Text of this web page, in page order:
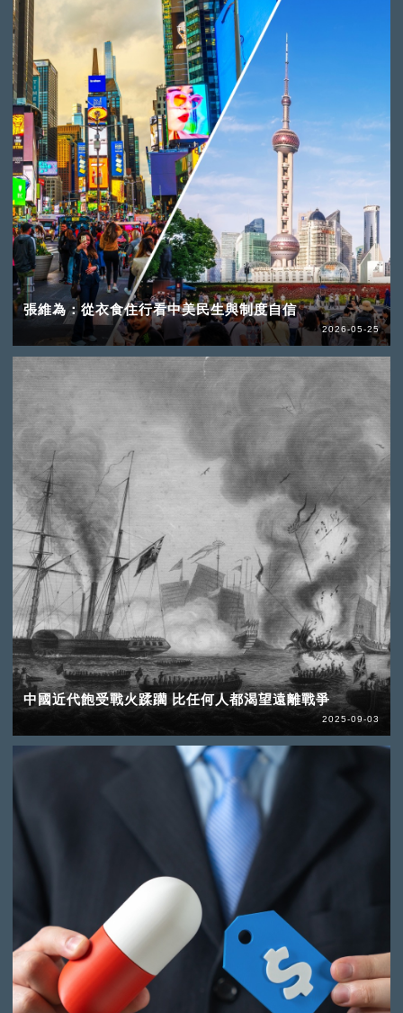
張維為：從衣食住行看中美民生與制度自信
2026-05-25
中國近代飽受戰火蹂躪 比任何人都渴望遠離戰爭
2025-09-03